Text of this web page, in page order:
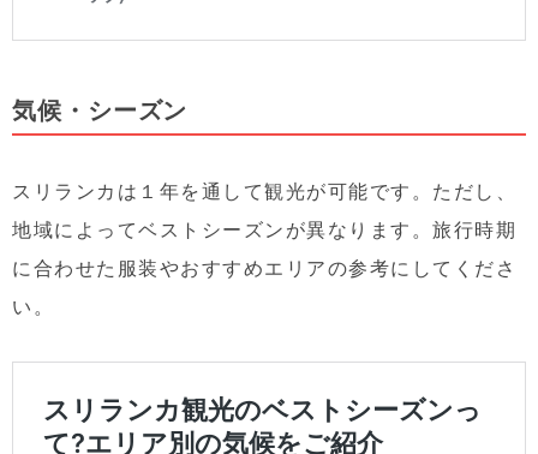
気候・シーズン
スリランカは１年を通して観光が可能です。ただし、
地域によってベストシーズンが異なります。旅行時期
に合わせた服装やおすすめエリアの参考にしてくださ
い。